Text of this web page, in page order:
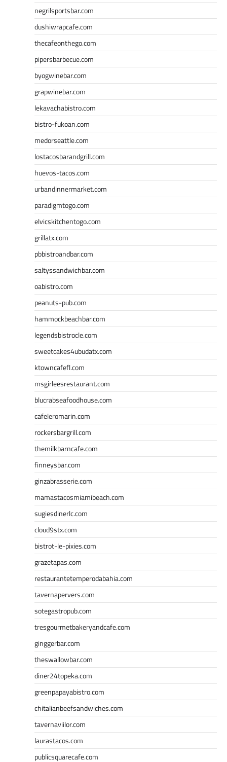
negrilsportsbar.com
dushiwrapcafe.com
thecafeonthego.com
pipersbarbecue.com
byogwinebar.com
grapwinebar.com
lekavachabistro.com
bistro-fukoan.com
medorseattle.com
lostacosbarandgrill.com
huevos-tacos.com
urbandinnermarket.com
paradigmtogo.com
elvicskitchentogo.com
grillatx.com
pbbistroandbar.com
saltyssandwichbar.com
oabistro.com
peanuts-pub.com
hammockbeachbar.com
legendsbistrocle.com
sweetcakes4ubudatx.com
ktowncafefl.com
msgirleesrestaurant.com
blucrabseafoodhouse.com
cafeleromarin.com
rockersbargrill.com
themilkbarncafe.com
finneysbar.com
ginzabrasserie.com
mamastacosmiamibeach.com
sugiesdinerlc.com
cloud9stx.com
bistrot-le-pixies.com
grazetapas.com
restaurantetemperodabahia.com
tavernapervers.com
sotegastropub.com
tresgourmetbakeryandcafe.com
ginggerbar.com
theswallowbar.com
diner24topeka.com
greenpapayabistro.com
chitalianbeefsandwiches.com
tavernaviilor.com
laurastacos.com
publicsquarecafe.com